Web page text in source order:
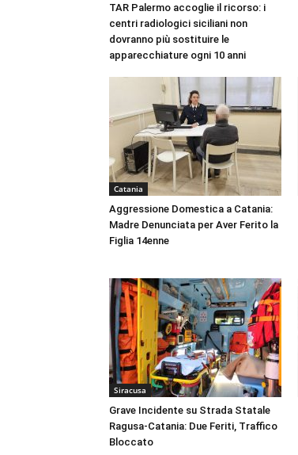
TAR Palermo accoglie il ricorso: i
centri radiologici siciliani non
dovranno più sostituire le
apparecchiature ogni 10 anni
Catania
Aggressione Domestica a Catania:
Madre Denunciata per Aver Ferito la
Figlia 14enne
Siracusa
Grave Incidente su Strada Statale
Ragusa-Catania: Due Feriti, Traffico
Bloccato